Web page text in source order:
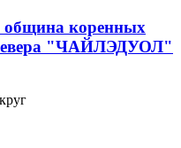
община коренных
"ЧАЙЛЭДУОЛ"